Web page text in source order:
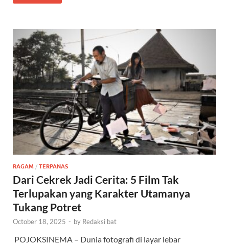
RAGAM / TERPANAS
Dari Cekrek Jadi Cerita: 5 Film Tak
Terlupakan yang Karakter Utamanya
Tukang Potret
October 18, 2025 - by Redaksi bat
POJOKSINEMA – Dunia fotografi di layar lebar